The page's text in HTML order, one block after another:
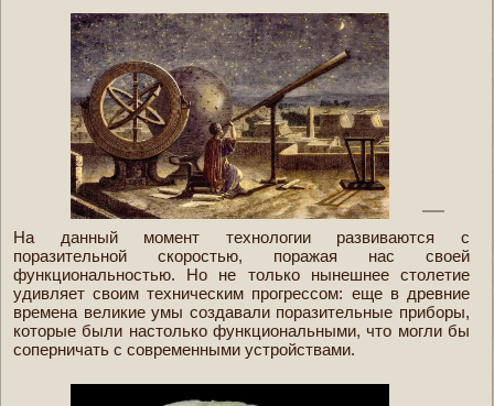
На данный момент технологии развиваются с
поразительной скоростью, поражая нас своей
функциональностью. Но не только нынешнее столетие
удивляет своим техническим прогрессом: еще в древние
времена великие умы создавали поразительные приборы,
которые были настолько функциональными, что могли бы
соперничать с современными устройствами.